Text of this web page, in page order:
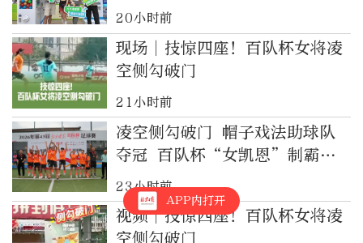
20小时前
现场︱技惊四座！百队杯女将凌
空侧勾破门
21小时前
凌空侧勾破门 帽子戏法助球队
夺冠 百队杯“女凯恩”制霸全
场
23小时前
视频︱技惊四座！百队杯女将凌
空侧勾破门
APP内打开